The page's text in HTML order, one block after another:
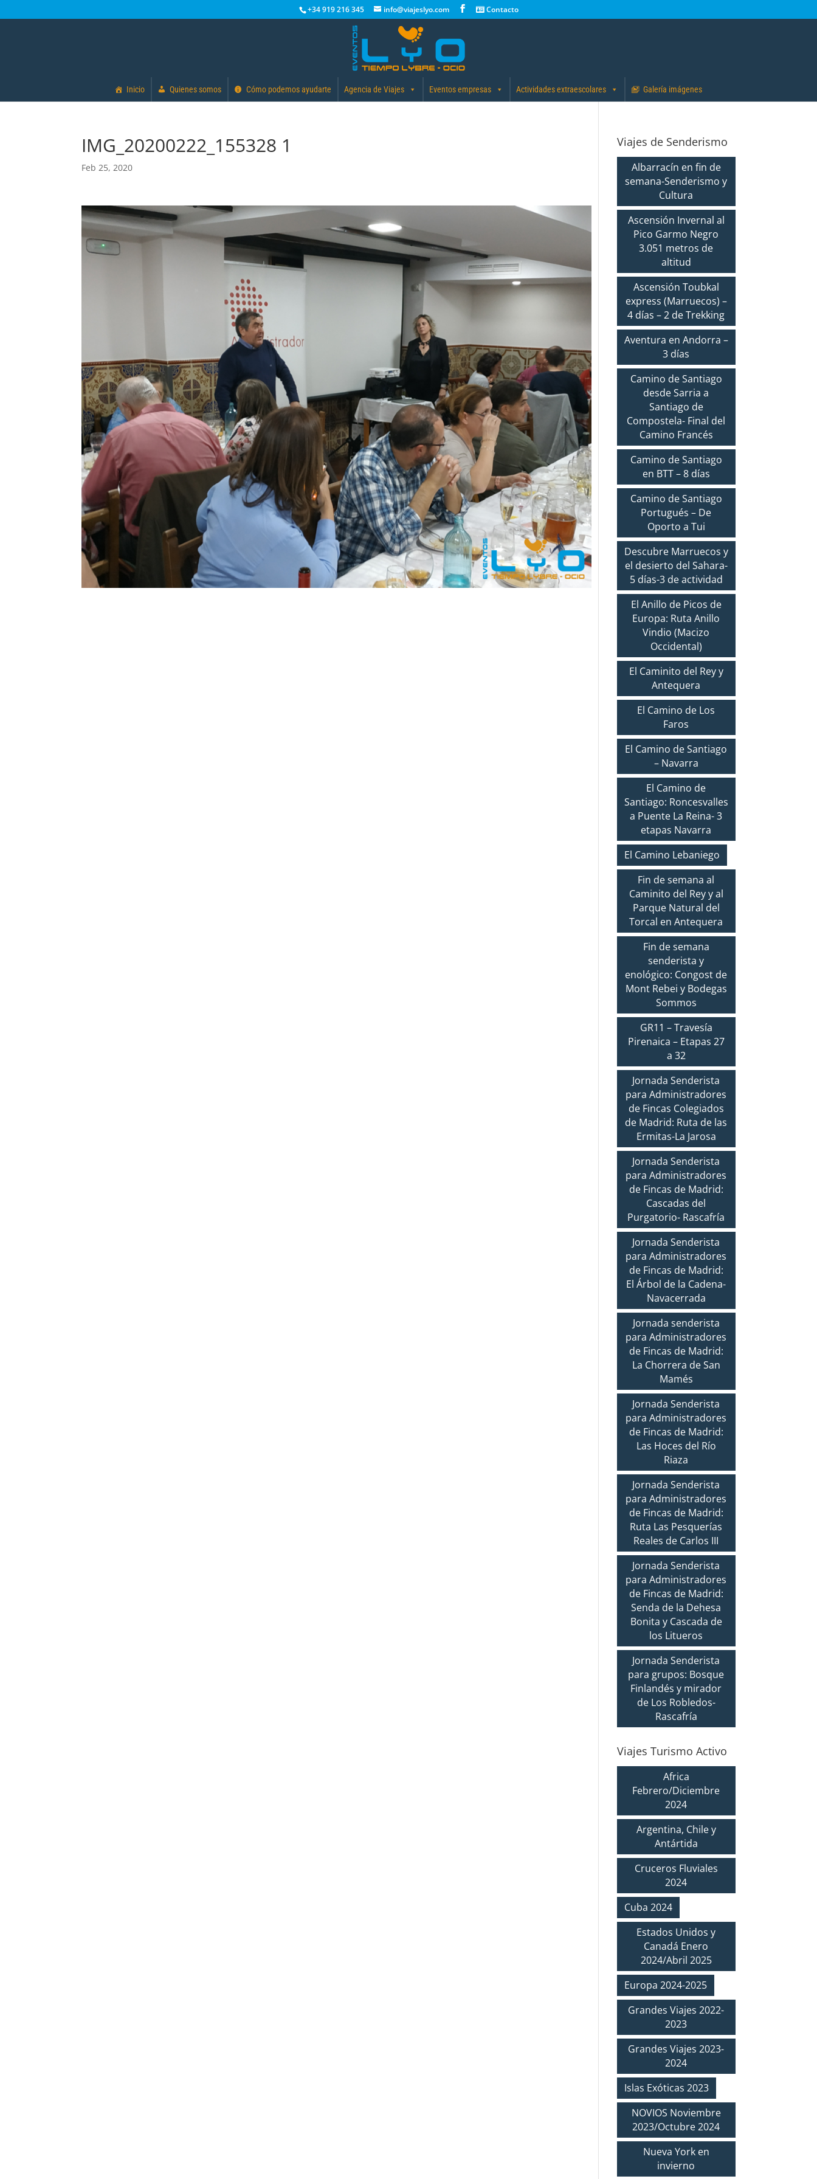
+34 919 216 345 info@viajeslyo.com Contacto
Inicio Quienes somos Cómo podemos ayudarte Agencia de Viajes Eventos empresas Actividades extraescolares Galería imágenes
IMG_20200222_155328 1
Feb 25, 2020
Viajes de Senderismo
Albarracín en fin de
semana-Senderismo y
Cultura
Ascensión Invernal al
Pico Garmo Negro
3.051 metros de
altitud
Ascensión Toubkal
express (Marruecos) –
4 días – 2 de Trekking
Aventura en Andorra –
3 días
Camino de Santiago
desde Sarria a
Santiago de
Compostela- Final del
Camino Francés
Camino de Santiago
en BTT – 8 días
Camino de Santiago
Portugués – De
Oporto a Tui
Descubre Marruecos y
el desierto del Sahara-
5 días-3 de actividad
El Anillo de Picos de
Europa: Ruta Anillo
Vindio (Macizo
Occidental)
El Caminito del Rey y
Antequera
El Camino de Los
Faros
El Camino de Santiago
– Navarra
El Camino de
Santiago: Roncesvalles
a Puente La Reina- 3
etapas Navarra
El Camino Lebaniego
Fin de semana al
Caminito del Rey y al
Parque Natural del
Torcal en Antequera
Fin de semana
senderista y
enológico: Congost de
Mont Rebei y Bodegas
Sommos
GR11 – Travesía
Pirenaica – Etapas 27
a 32
Jornada Senderista
para Administradores
de Fincas Colegiados
de Madrid: Ruta de las
Ermitas-La Jarosa
Jornada Senderista
para Administradores
de Fincas de Madrid:
Cascadas del
Purgatorio- Rascafría
Jornada Senderista
para Administradores
de Fincas de Madrid:
El Árbol de la Cadena-
Navacerrada
Jornada senderista
para Administradores
de Fincas de Madrid:
La Chorrera de San
Mamés
Jornada Senderista
para Administradores
de Fincas de Madrid:
Las Hoces del Río
Riaza
Jornada Senderista
para Administradores
de Fincas de Madrid:
Ruta Las Pesquerías
Reales de Carlos III
Jornada Senderista
para Administradores
de Fincas de Madrid:
Senda de la Dehesa
Bonita y Cascada de
los Litueros
Jornada Senderista
para grupos: Bosque
Finlandés y mirador
de Los Robledos-
Rascafría
Viajes Turismo Activo
Africa
Febrero/Diciembre
2024
Argentina, Chile y
Antártida
Cruceros Fluviales
2024
Cuba 2024
Estados Unidos y
Canadá Enero
2024/Abril 2025
Europa 2024-2025
Grandes Viajes 2022-
2023
Grandes Viajes 2023-
2024
Islas Exóticas 2023
NOVIOS Noviembre
2023/Octubre 2024
Nueva York en
invierno